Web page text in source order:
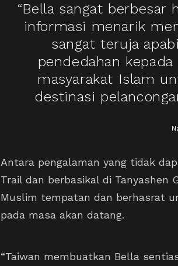
“Bella sangat berbesar
informasi menarik
sangat teruja
pendedahan
masyarakat Islam
destinasi
Antara pengalaman yang tidak
Trail dan berbasikal di Tanyashen
Muslim tempatan dan berhasrat
pada masa akan datang.
“Taiwan membuatkan Bella